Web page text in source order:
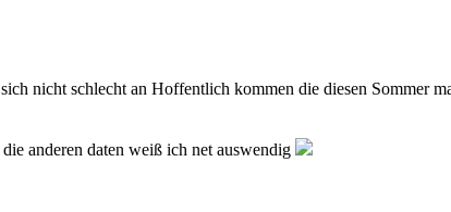
nicht schlecht an Hoffentlich kommen die diesen Sommer
anderen daten weiß ich net auswendig